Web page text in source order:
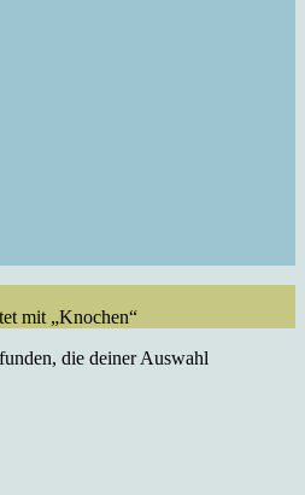
mit „Knochen“
die deiner Auswahl